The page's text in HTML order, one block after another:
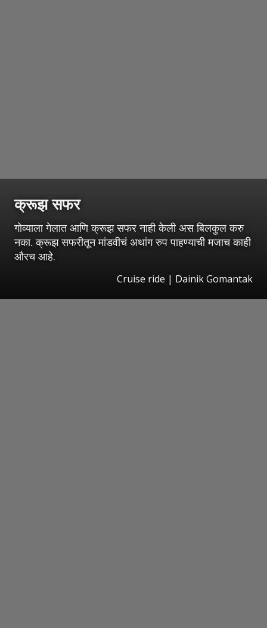
क्रूझ सफर
गोव्याला गेलात आणि क्रूझ सफर नाही केली अस बिलकुल करु
नका. क्रूझ सफरीतून मांडवीचं अथांग रुप पाहण्याची मजाच काही
औरच आहे.
Cruise ride | Dainik Gomantak